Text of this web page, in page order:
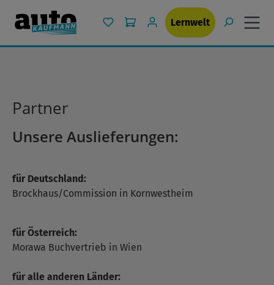
Zum Hauptinhalt springen
Du hast 0 Produkte auf dem
Lernwelt
Partner
Unsere Auslieferungen:
für Deutschland:
Brockhaus/Commission in Kornwestheim
für Österreich:
Morawa Buchvertrieb in Wien
für alle anderen Länder: